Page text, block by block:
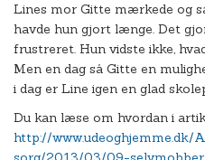
Lines mor Gitte mærkede og
havde hun gjort længe. Det
frustreret. Hun vidste ikke,
Men en dag så Gitte en
i dag er Line igen en glad
Du kan læse om hvordan i
http://www.udeoghjemme.dk/